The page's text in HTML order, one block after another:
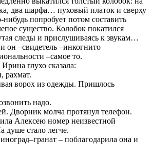
два шарфа… пуховый платок и сверху
нибудь попробует потом составить
существо. Колобок покатился
следы и прислушиваясь к звукам…
–свидетель –инкогнито
–самое то.
глухо сказала:
ворох из одежды. Пришлось
надо.
Дворник молча протянул телефон.
Алексею номер неизвестной
стало легче.
– поблагодарила она и